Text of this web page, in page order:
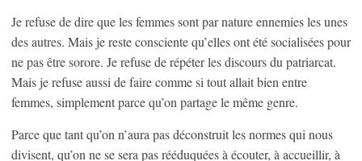
Je refuse de dire que les femmes sont par nature ennemies les unes
des autres. Mais je reste consciente qu’elles ont été socialisées pour
ne pas être sorore. Je refuse de répéter les discours du patriarcat.
Mais je refuse aussi de faire comme si tout allait bien entre
femmes, simplement parce qu’on partage le même genre.
Parce que tant qu’on n’aura pas déconstruit les normes qui nous
divisent, qu’on ne se sera pas rééduquées à écouter, à accueillir, à